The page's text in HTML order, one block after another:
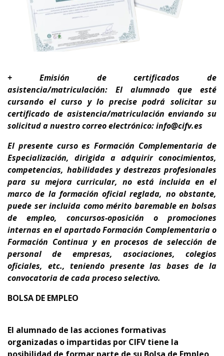
+ Emisión de certificados de
asistencia/matriculación: El alumnado que esté
cursando el curso y lo precise podrá solicitar su
certificado de asistencia/matriculación enviando su
solicitud a nuestro correo electrónico: info@cifv.es
El presente curso esFormación Complementaria de
Especialización, dirigida a adquirir conocimientos,
competencias, habilidades y destrezas profesionales
para sumejora curricular, no está incluida en el
marco de la formación oficial reglada, no obstante,
puede ser incluida como mérito baremable en bolsas
de empleo, concursos-oposición o promociones
internas en el apartado Formación Complementaria o
Formación Continua y en procesos de selección de
personal de empresas, asociaciones, colegios
oficiales, etc., teniendo presentelas bases de la
convocatoria de cada proceso selectivo.
BOLSA DE EMPLEO
El alumnado de las acciones formativas
organizadas o impartidas por CIFV tiene la